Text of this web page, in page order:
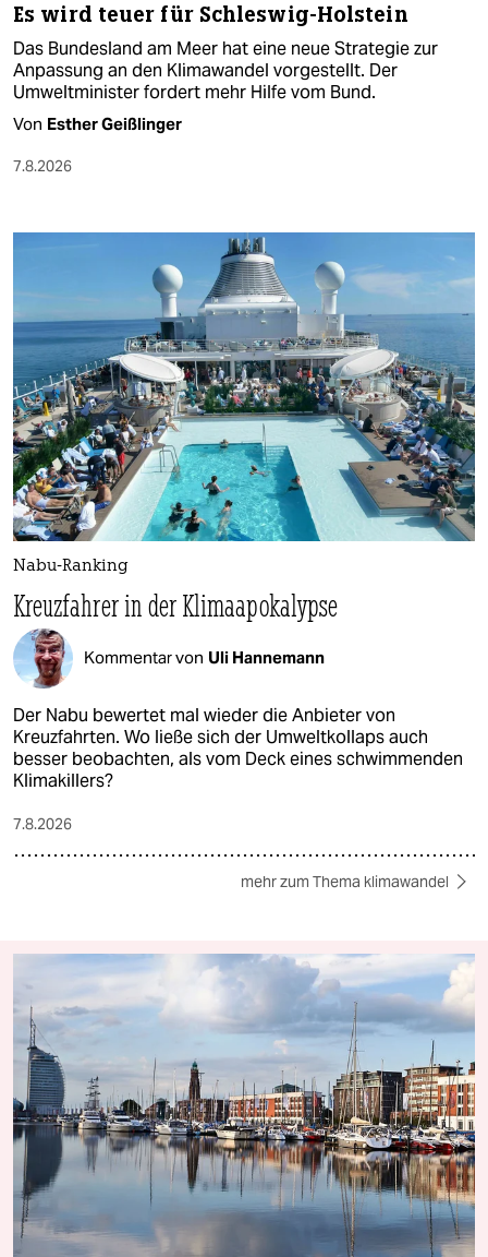
Es wird teuer für Schleswig-Holstein
Das Bundesland am Meer hat eine neue Strategie zur
Anpassung an den Klimawandel vorgestellt. Der
Umweltminister fordert mehr Hilfe vom Bund.
Von Esther Geißlinger
7.8.2026
Nabu-Ranking
Kreuzfahrer in der Klimaapokalypse
Kommentar von Uli Hannemann
Der Nabu bewertet mal wieder die Anbieter von
Kreuzfahrten. Wo ließe sich der Umweltkollaps auch
besser beobachten, als vom Deck eines schwimmenden
Klimakillers?
7.8.2026
mehr zum Thema klimawandel